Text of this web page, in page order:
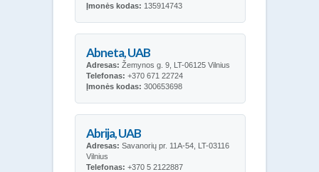
Įmonės kodas: 135914743
Abneta, UAB
Adresas: Žemynos g. 9, LT-06125 Vilnius
Telefonas: +370 671 22724
Įmonės kodas: 300653698
Abrija, UAB
Adresas: Savanorių pr. 11A-54, LT-03116
Vilnius
Telefonas: +370 5 2122887